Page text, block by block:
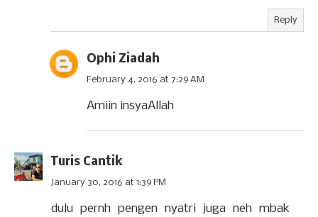
Reply
Ophi Ziadah
February 4, 2016 at 7:29 AM
Amiin insyaAllah
Turis Cantik
January 30, 2016 at 1:39 PM
dulu pernh pengen nyatri juga neh mbak